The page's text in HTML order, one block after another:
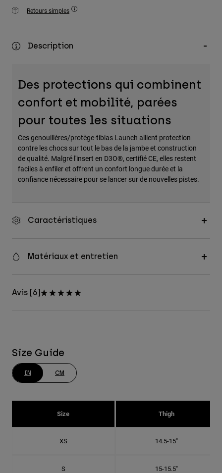
Accessoires
Sacs et sacs à dos
Retours simples
Description
Des protections qui combinent
confort et mobilité, parées
pour toutes les situations
Ces genouillères/protège-tibias Launch allient protection
contre les chocs sur tout le bas de la jambe et construction
de qualité. Malgré l'insert en D3O®, certifié CE, elles restent
faciles à enfiler et offrent un confort longue durée et la
confiance nécessaire pour se lancer sur de nouvelles pistes.
Caractéristiques
Matériaux et entretien
Avis [6]
Size Guide
IN CM
Size Thigh
XS 14.5-15"
S 15-15.5"